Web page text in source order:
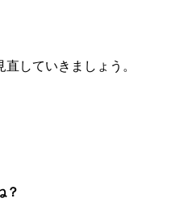
していきましょう。
？